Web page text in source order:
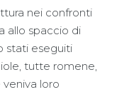
nei confronti
allo spaccio di
stati eseguiti
tutte romene,
veniva loro